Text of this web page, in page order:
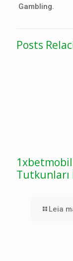
Gambling.
Posts
Tutkunları
Leia